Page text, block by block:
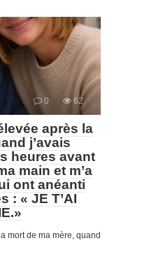
0 62
après la
j’avais
heures avant
main et m’a
ont anéanti
: « JE T’AI
mort de ma mère, quand